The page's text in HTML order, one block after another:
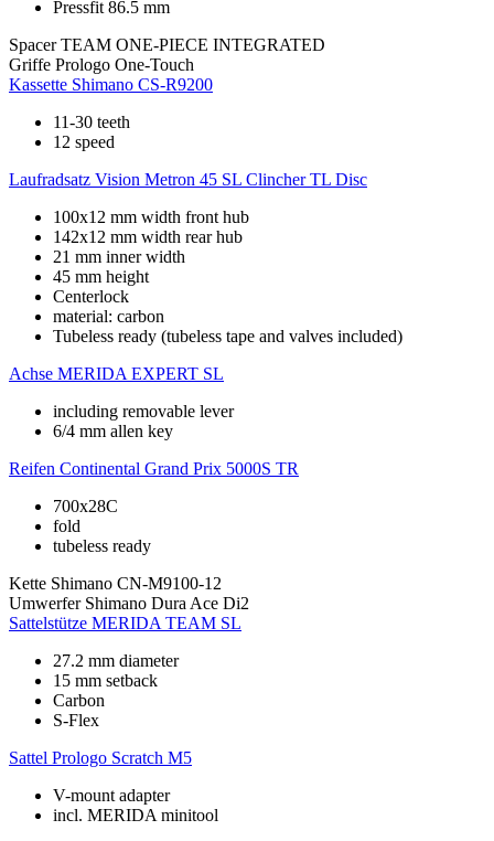
Pressfit 86.5 mm
Spacer TEAM ONE-PIECE INTEGRATED
Griffe Prologo One-Touch
Kassette Shimano CS-R9200
11-30 teeth
12 speed
Laufradsatz Vision Metron 45 SL Clincher TL Disc
100x12 mm width front hub
142x12 mm width rear hub
21 mm inner width
45 mm height
Centerlock
material: carbon
Tubeless ready (tubeless tape and valves included)
Achse MERIDA EXPERT SL
including removable lever
6/4 mm allen key
Reifen Continental Grand Prix 5000S TR
700x28C
fold
tubeless ready
Kette Shimano CN-M9100-12
Umwerfer Shimano Dura Ace Di2
Sattelstütze MERIDA TEAM SL
27.2 mm diameter
15 mm setback
Carbon
S-Flex
Sattel Prologo Scratch M5
V-mount adapter
incl. MERIDA minitool